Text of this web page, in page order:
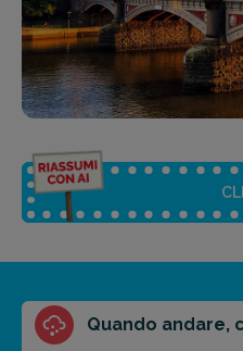
Riassunto dell'articolo
Scegli il formato del riassunto
Quando andare,